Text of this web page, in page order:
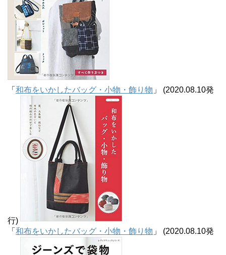
「 和布をいかしたバッグ・小物・飾り物 」 (2020.08.10発
行)
「 和布をいかしたバッグ・小物・飾り物 」 (2020.08.10発